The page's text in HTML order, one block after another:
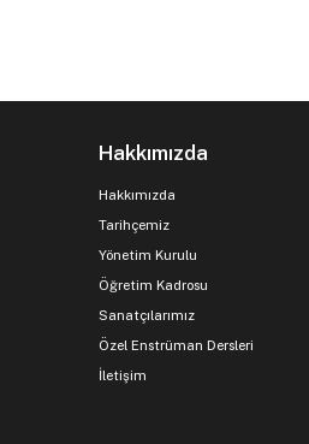
Hakkımızda
Hakkımızda
Tarihçemiz
Yönetim Kurulu
Öğretim Kadrosu
Sanatçılarımız
Özel Enstrüman Dersleri
İletişim